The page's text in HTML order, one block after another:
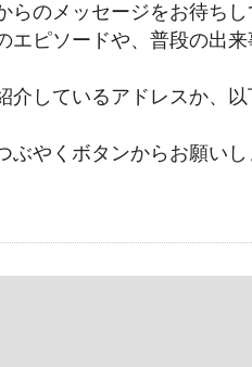
らのメッセージをお待ち
エピソードや、普段の出
介しているアドレスか、
ぶやくボタンからお願い